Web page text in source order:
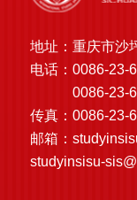
地址：重庆市沙
电话：0086-23-
0086-23-
传真：0086-23-
邮箱：
studyinsisu-